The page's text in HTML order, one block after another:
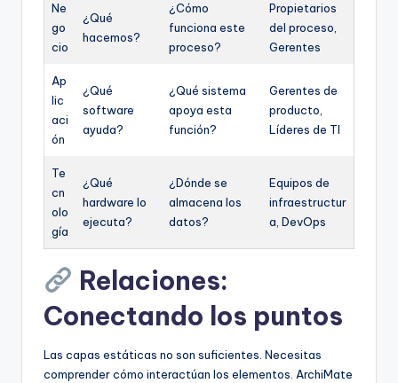
Ne
go
cio
¿Qué
hacemos?
¿Cómo
funciona este
proceso?
Propietarios
del proceso,
Gerentes
Ap
lic
aci
ón
¿Qué
software
ayuda?
¿Qué sistema
apoya esta
función?
Gerentes de
producto,
Líderes de TI
Te
cn
olo
gía
¿Qué
hardware lo
ejecuta?
¿Dónde se
almacena los
datos?
Equipos de
infraestructur
a, DevOps
Relaciones:
Conectando los puntos
Las capas estáticas no son suficientes. Necesitas
comprender cómo interactúan los elementos. ArchiMate